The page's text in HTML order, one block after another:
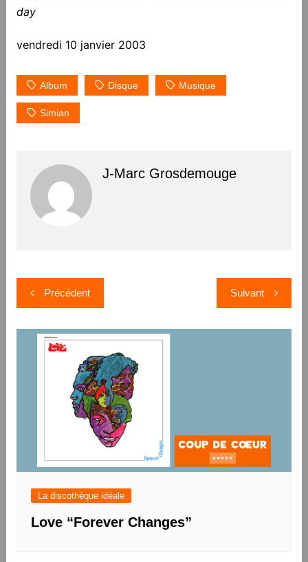
day
vendredi 10 janvier 2003
Album Disque Musique
Simian
J-Marc Grosdemouge
Navigation
de
l’article
Précédent Suivant
La discothèque idéale
Love “Forever Changes”